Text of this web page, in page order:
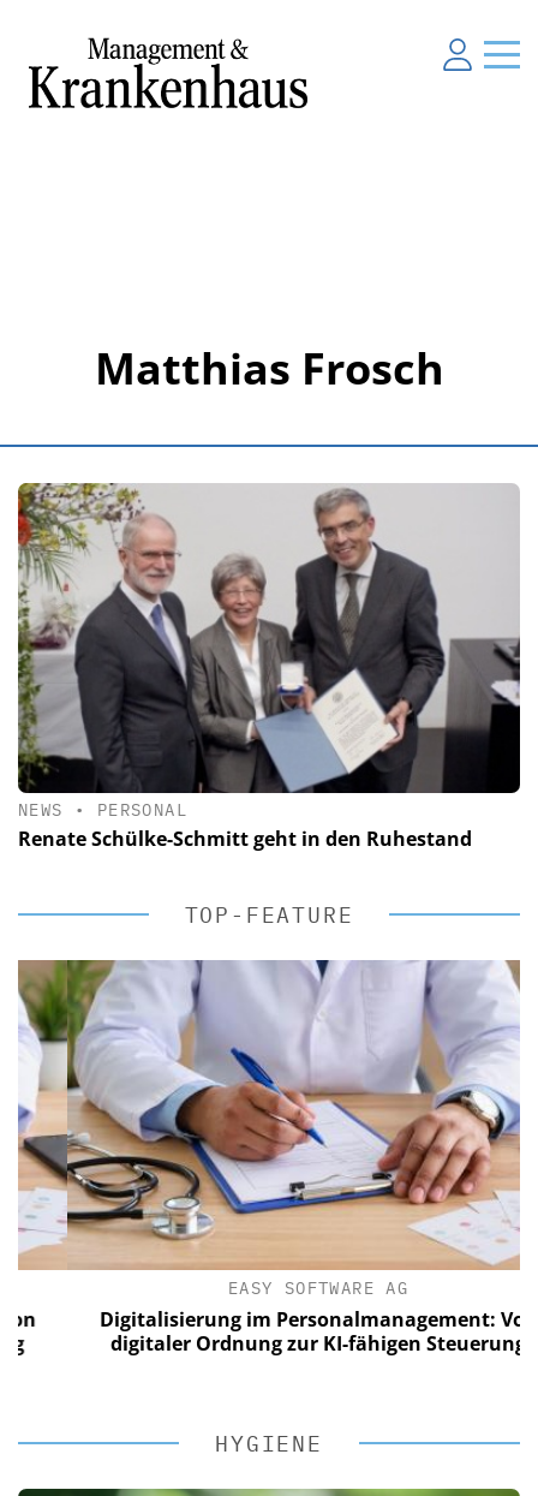
Matthias Frosch
NEWS • PERSONAL
Renate Schülke-Schmitt geht in den Ruhestand
TOP-FEATURE
EASY SOFTWARE AG
Digitalisierung im Personalmanagement: Von
digitaler Ordnung zur KI-fähigen Steuerung
HYGIENE